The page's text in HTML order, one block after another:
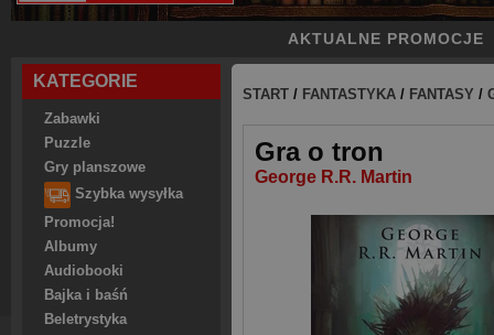
AKTUALNE PROMOCJE
KATEGORIE
Zabawki
Puzzle
Gry planszowe
Szybka wysyłka
Promocja!
Albumy
Audiobooki
Bajka i baśń
Beletrystyka
START / FANTASTYKA / FANTASY /
Gra o tron
George R.R. Martin